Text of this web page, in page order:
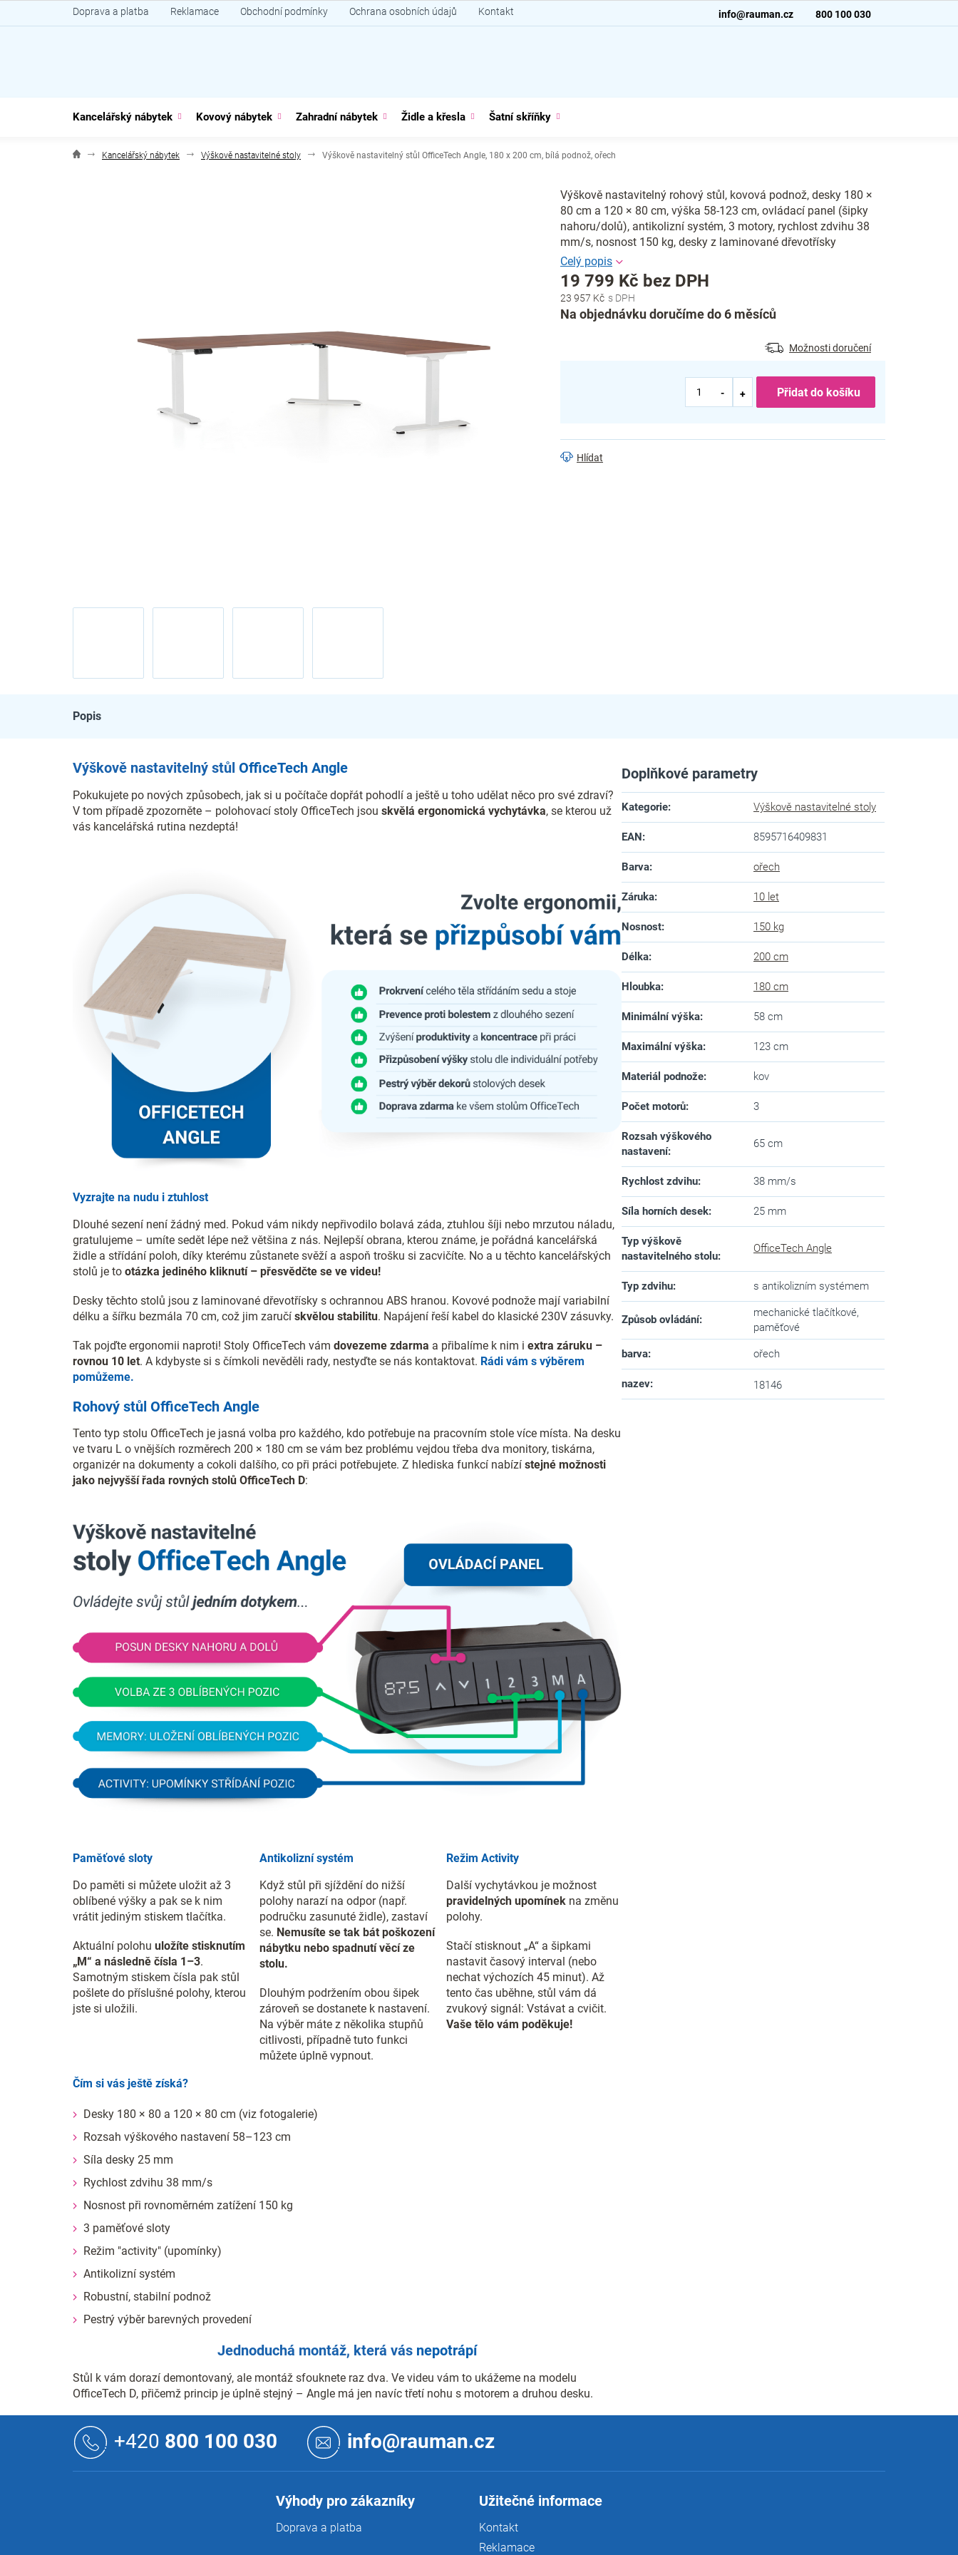
na
800 100 030
info@rauman.cz
Doprava a platba Reklamace Obchodní podmínky Ochrana osobních údajů Kontakt
Kancelářský nábytek Kovový nábytek Zahradní nábytek Židle a křesla Šatní skříňky
Kancelářský nábytek Výškově nastavitelné stoly Výškově nastavitelný stůl OfficeTech Angle, 180 x 200 cm, bílá podnož, ořech
23 957 Kč
19 799 Kč bez DPH
Měrná
cena:
Na objednávku doručíme do 6 měsíců
Možnosti doručení
Přidat do košíku
Výškově nastavitelný rohový stůl, kovová podnož, desky 180 ×
80 cm a 120 × 80 cm, výška 58-123 cm, ovládací panel (šipky
nahoru/dolů), antikolizní systém, 3 motory, rychlost zdvihu 38
mm/s, nosnost 150 kg, desky z laminované dřevotřísky
Hlídat
Popis
Výškově nastavitelný stůl OfficeTech Angle
Pokukujete po nových způsobech, jak si u počítače dopřát pohodlí a ještě u toho udělat něco pro své zdraví?
V tom případě zpozorněte – polohovací stoly OfficeTech jsou skvělá ergonomická vychytávka, se kterou už
vás kancelářská rutina nezdeptá!
Vyzrajte na nudu i ztuhlost
Dlouhé sezení není žádný med. Pokud vám nikdy nepřivodilo bolavá záda, ztuhlou šíji nebo mrzutou náladu,
gratulujeme – umíte sedět lépe než většina z nás. Nejlepší obrana, kterou známe, je pořádná kancelářská
židle a střídání poloh, díky kterému zůstanete svěží a aspoň trošku si zacvičíte. No a u těchto kancelářských
stolů je to otázka jediného kliknutí – přesvědčte se ve videu!
Desky těchto stolů jsou z laminované dřevotřísky s ochrannou ABS hranou. Kovové podnože mají variabilní
délku a šířku bezmála 70 cm, což jim zaručí skvělou stabilitu. Napájení řeší kabel do klasické 230V zásuvky.
Tak pojďte ergonomii naproti! Stoly OfficeTech vám dovezeme zdarma a přibalíme k nim i extra záruku –
rovnou 10 let. A kdybyste si s čímkoli nevěděli rady, nestyďte se nás kontaktovat. Rádi vám s výběrem
pomůžeme.
Rohový stůl OfficeTech Angle
Tento typ stolu OfficeTech je jasná volba pro každého, kdo potřebuje na pracovním stole více místa. Na desku
ve tvaru L o vnějších rozměrech 200 × 180 cm se vám bez problému vejdou třeba dva monitory, tiskárna,
organizér na dokumenty a cokoli dalšího, co při práci potřebujete. Z hlediska funkcí nabízí stejné možnosti
jako nejvyšší řada rovných stolů OfficeTech D:
Paměťové sloty
Do paměti si můžete uložit až 3
oblíbené výšky a pak se k nim
vrátit jediným stiskem tlačítka.
Aktuální polohu uložíte stisknutím
„M“ a následně čísla 1–3.
Samotným stiskem čísla pak stůl
pošlete do příslušné polohy, kterou
jste si uložili.
Antikolizní systém
Když stůl při sjíždění do nižší
polohy narazí na odpor (např.
područku zasunuté židle), zastaví
se. Nemusíte se tak bát poškození
nábytku nebo spadnutí věcí ze
stolu.
Dlouhým podržením obou šipek
zároveň se dostanete k nastavení.
Na výběr máte z několika stupňů
citlivosti, případně tuto funkci
můžete úplně vypnout.
Režim Activity
Další vychytávkou je možnost
pravidelných upomínekna změnu
polohy.
Stačí stisknout „A“ a šipkami
nastavit časový interval (nebo
nechat výchozích 45 minut). Až
tento čas uběhne, stůl vám dá
zvukový signál: Vstávat a cvičit.
Vaše tělo vám poděkuje!
Čím si vás ještě získá?
Desky 180 × 80 a 120 × 80 cm (viz fotogalerie)
Rozsah výškového nastavení 58–123 cm
Síla desky 25 mm
Rychlost zdvihu 38 mm/s
Nosnost při rovnoměrném zatížení 150 kg
3 paměťové sloty
Režim "activity" (upomínky)
Antikolizní systém
Robustní, stabilní podnož
Pestrý výběr barevných provedení
Jednoduchá montáž, která vás nepotrápí
Stůl k vám dorazí demontovaný, ale montáž sfouknete raz dva. Ve videu vám to ukážeme na modelu
OfficeTech D, přičemž princip je úplně stejný – Angle má jen navíc třetí nohu s motorem a druhou desku.
Doplňkové parametry
Kategorie: Výškově nastavitelné stoly
EAN: 8595716409831
Barva: ořech
Záruka: 10 let
Nosnost: 150 kg
Délka: 200 cm
Hloubka: 180 cm
Minimální výška: 58 cm
Maximální výška: 123 cm
Materiál podnože: kov
Počet motorů: 3
Rozsah výškového
nastavení:
65 cm
Rychlost zdvihu: 38 mm/s
Síla horních desek: 25 mm
Typ výškově
nastavitelného stolu:
OfficeTech Angle
Typ zdvihu: s antikolizním systémem
Způsob ovládání:
mechanické tlačítkové,
paměťové
barva: ořech
nazev: 18146
+420 800 100 030 info@rauman.cz
Výhody pro zákazníky
Doprava a platba
Užitečné informace
Kontakt
Reklamace